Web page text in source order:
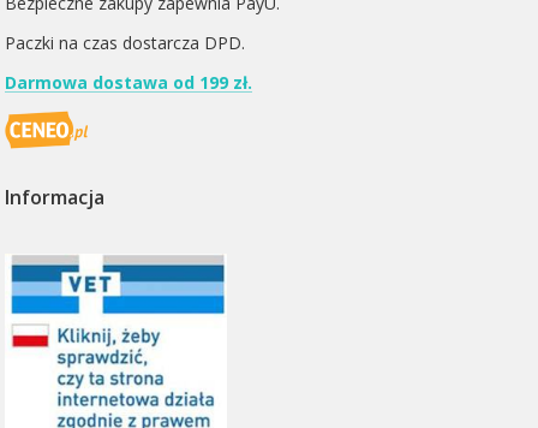
Paczki na czas dostarcza DPD.
Darmowa dostawa od 199 zł.
Informacja